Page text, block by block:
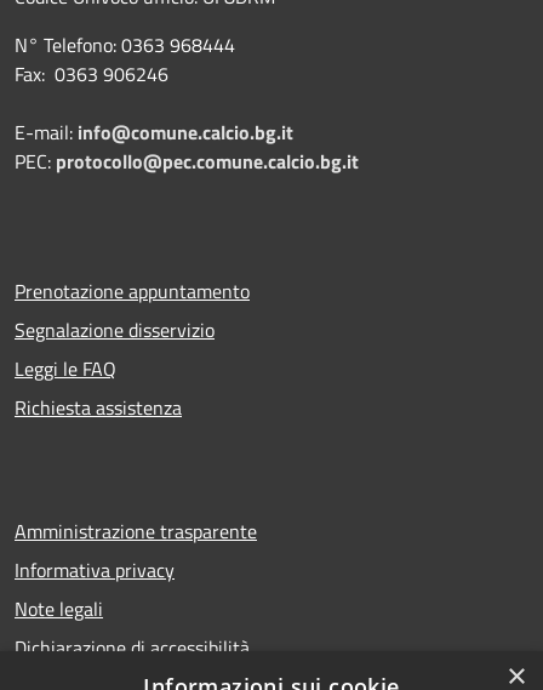
N° Telefono: 0363 968444
Fax: 0363 906246
E-mail: info@comune.calcio.bg.it
PEC: protocollo@pec.comune.calcio.bg.it
Prenotazione appuntamento
Segnalazione disservizio
Leggi le FAQ
Richiesta assistenza
Amministrazione trasparente
Informativa privacy
Note legali
Dichiarazione di accessibilità
×